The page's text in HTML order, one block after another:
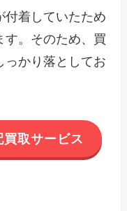
付着していたため
す。そのため、買
っかり落としてお
買取サービス